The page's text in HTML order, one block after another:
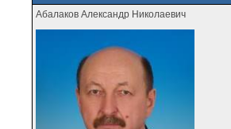
Абалаков Александр Николаевич